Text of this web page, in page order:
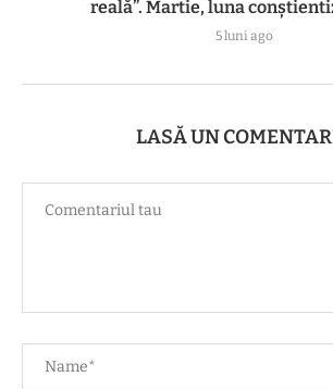
reală”. Martie, luna
5 luni ago
LASĂ UN